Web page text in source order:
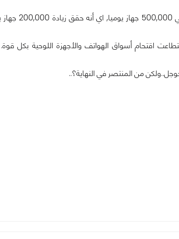
اقتحام أسواق الهواتف والأجهزة اللوحية بكل
من المنتصر في النهاية؟..